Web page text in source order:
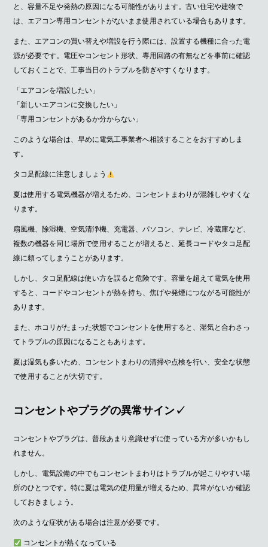
と、容量不足や発熱の原因になる可能性があります。古い住宅や建物で
は、エアコン専用コンセントがないまま使用されている場合もあります。
また、エアコンの買い替えや増設を行う際には、設置する機種に合った電
源が必要です。電圧やコンセント形状、専用回路の有無などを事前に確認
しておくことで、工事当日のトラブルを防ぎやすくなります。
「エアコンを増設したい」
「新しいエアコンに交換したい」
「専用コンセントがあるか分からない」
このような場合は、早めに電気工事業者へ相談することをおすすめしま
す。
タコ足配線に注意しましょう
夏は使用する電気機器が増えるため、コンセントまわりが混雑しやすくな
ります。
扇風機、除湿機、空気清浄機、充電器、パソコン、テレビ、冷蔵庫など、
複数の機器を同じ場所で使用することが増えると、延長コードやタコ足配
線に頼ってしまうことがあります。
しかし、タコ足配線は使い方を誤ると危険です。容量を超えて電気を使用
すると、コードやコンセントが熱を持ち、焦げや発煙につながる可能性が
あります。
また、ホコリがたまった状態でコンセントを使用すると、湿気と合わさっ
てトラブルの原因になることもあります。
夏は湿気も多いため、コンセントまわりの清掃や点検を行い、安全な状態
で使用することが大切です。
コンセントやプラグの異常サイン✓
コンセントやプラグは、普段あまり意識せずに使っている方が多いかもし
れません。
しかし、電気設備の中でもコンセントまわりはトラブルが起こりやすい場
所のひとつです。特に夏は電気の使用量が増えるため、異常がないか確認
しておきましょう。
次のような症状がある場合は注意が必要です。
コンセントが熱くなっている